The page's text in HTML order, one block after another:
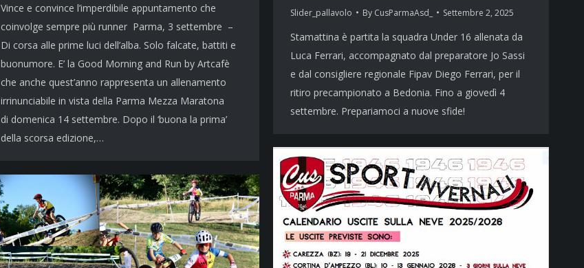
Vince e convince l’imperdibile appuntamento che
coinvolge sempre più runner Parma, 3 settembre –
Di corsa alle prime luci dell’alba. Solo falcate, battiti e
buonumore. E’ la Good Morning and Run by Artcafè
che anche quest’anno rappresenta un allenamento
irrinunciabile in vista della Parma Mezza Maratona
di domenica 14 settembre. Dopo il ‘buona la prima’
della scorsa edizione,…
Slider_pallavolo By CusParmaAsd_ Settembre 2, 2025
Stamattina è partita la squadra Under 16 allenata da
Luca Ferrari, accompagnato dal preparatore Jo Sassi
e dal consigliere regionale Fipav Diego Ferrari, per il
ritiro precampionato a Bedonia. Fino a giovedì 4
settembre. Prepariamoci a nuove sfide!